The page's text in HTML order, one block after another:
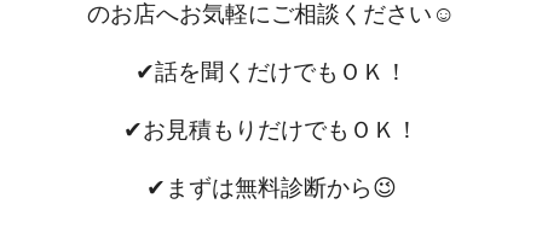
のお店へお気軽にご相談ください☺
✔話を聞くだけでもＯＫ！
✔お見積もりだけでもＯＫ！
✔まずは無料診断から😉